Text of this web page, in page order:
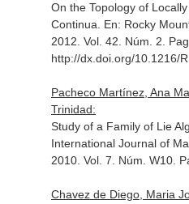
On the Topology of
Continua. En: Rocky
2012. Vol. 42. Núm. 2.
http://dx.doi.org/10.1216/
Pacheco Martínez, Ana
Trinidad:
Study of a Family of Lie
International Journal of
2010. Vol. 7. Núm. W10.
Chavez de Diego, Maria